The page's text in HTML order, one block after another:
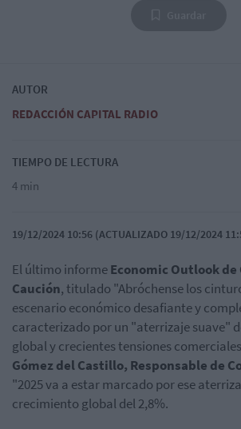
AUTOR
REDACCIÓN CAPITAL RADIO
TIEMPO DE LECTURA
4 min
19/12/2024 10:56 (ACTUALIZADO 19/12/2024
El último informeEconomic Outlook
Caución, titulado "Abróchense los
escenario económico desafiante y
caracterizado por un "aterrizaje suave"
global y crecientes tensiones
Gómez del Castillo, Responsable de
"2025 va a estar marcado por ese
crecimiento global del 2,8%.